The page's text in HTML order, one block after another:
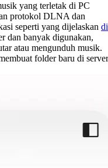
yang terletak di PC
protokol DLNA dan
seperti yang dijelaskan di
dan banyak digunakan,
atau mengunduh musik.
folder baru di